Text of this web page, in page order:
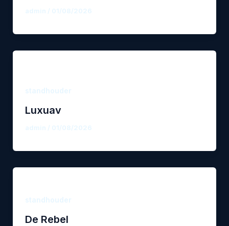
admin / 01/08/2026
standhouder
Luxuav
admin / 01/08/2026
standhouder
De Rebel